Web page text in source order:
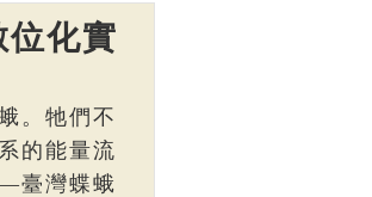
位化實
。牠們不
的能量流
臺灣蝶蛾